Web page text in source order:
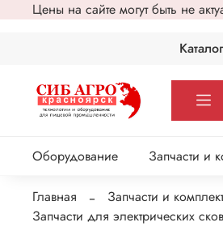
Цены на сайте могут быть не
Каталог
Оборудование Запчасти и
Главная Запчасти и
Запчасти для электрических